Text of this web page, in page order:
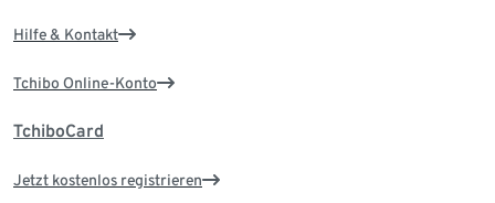
Hilfe & Kontakt
Tchibo Online-Konto
TchiboCard
Jetzt kostenlos registrieren